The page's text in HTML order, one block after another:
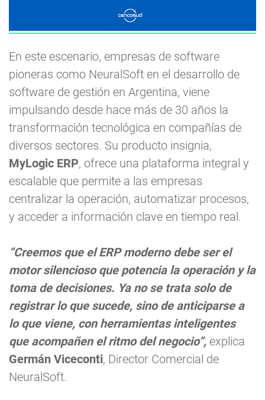
En este escenario, empresas de software
pioneras como NeuralSoft en el desarrollo de
software de gestión en Argentina, viene
impulsando desde hace más de 30 años la
transformación tecnológica en compañías de
diversos sectores. Su producto insignia,
MyLogic ERP, ofrece una plataforma integral y
escalable que permite a las empresas
centralizar la operación, automatizar procesos,
y acceder a información clave en tiempo real.
“Creemos que el ERP moderno debe ser el
motor silencioso que potencia la operación y la
toma de decisiones. Ya no se trata solo de
registrar lo que sucede, sino de anticiparse a
lo que viene, con herramientas inteligentes
que acompañen el ritmo del negocio”, explica
Germán Viceconti, Director Comercial de
NeuralSoft.